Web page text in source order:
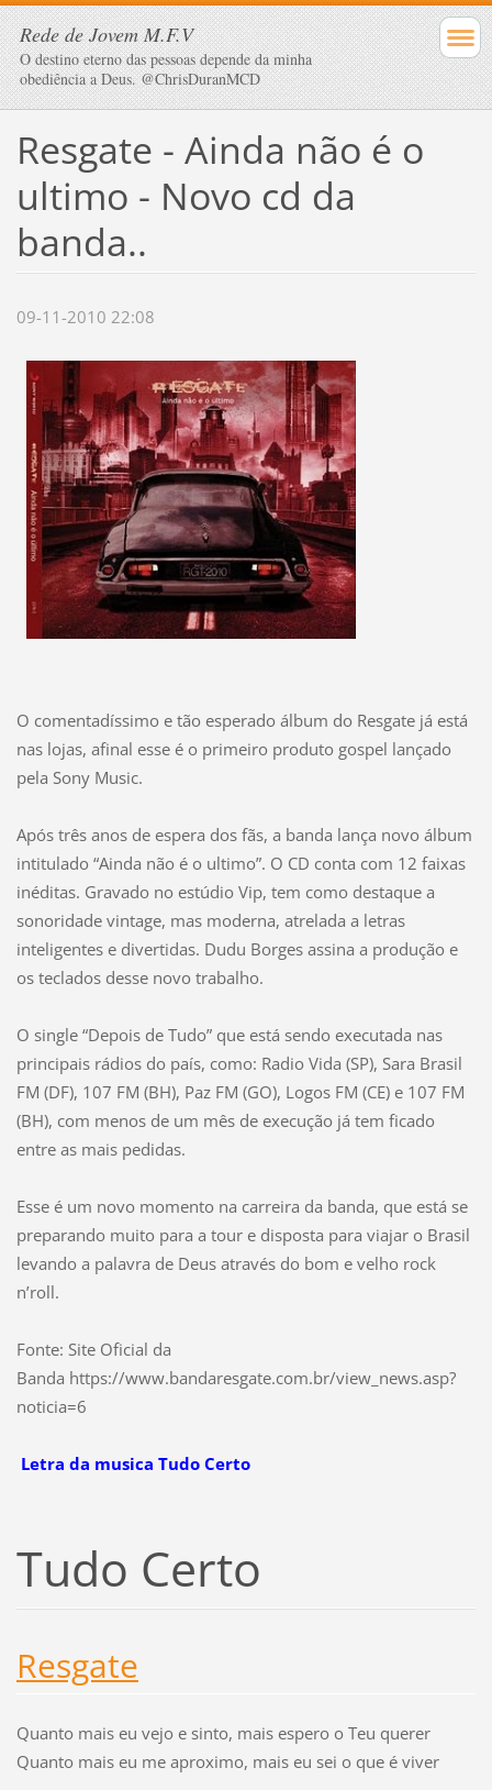
Rede de Jovem M.F.V
O destino eterno das pessoas depende da minha
obediência a Deus. @ChrisDuranMCD
Resgate - Ainda não é o
ultimo - Novo cd da
banda..
09-11-2010 22:08
O comentadíssimo e tão esperado álbum do Resgate já está
nas lojas, afinal esse é o primeiro produto gospel lançado
pela Sony Music.
Após três anos de espera dos fãs, a banda lança novo álbum
intitulado “Ainda não é o ultimo”. O CD conta com 12 faixas
inéditas. Gravado no estúdio Vip, tem como destaque a
sonoridade vintage, mas moderna, atrelada a letras
inteligentes e divertidas. Dudu Borges assina a produção e
os teclados desse novo trabalho.
O single “Depois de Tudo” que está sendo executada nas
principais rádios do país, como: Radio Vida (SP), Sara Brasil
FM (DF), 107 FM (BH), Paz FM (GO), Logos FM (CE) e 107 FM
(BH), com menos de um mês de execução já tem ficado
entre as mais pedidas.
Esse é um novo momento na carreira da banda, que está se
preparando muito para a tour e disposta para viajar o Brasil
levando a palavra de Deus através do bom e velho rock
n’roll.
Fonte: Site Oficial da
Banda https://www.bandaresgate.com.br/view_news.asp?
noticia=6
Letra da musica Tudo Certo
Tudo Certo
Resgate
Quanto mais eu vejo e sinto, mais espero o Teu querer
Quanto mais eu me aproximo, mais eu sei o que é viver